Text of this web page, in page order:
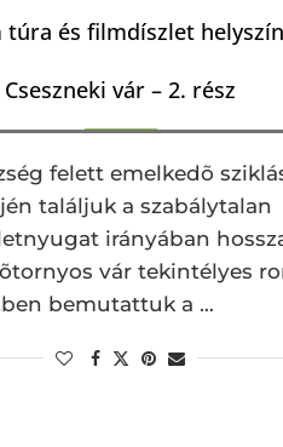
túra és filmdíszlet
Cseszneki vár – 2. rész
felett emelkedõ
találjuk a szabálytalan
irányában
vár tekintélyes
bemutattuk a …